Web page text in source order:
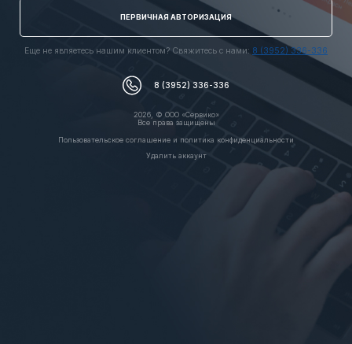
ПЕРВИЧНАЯ АВТОРИЗАЦИЯ
Еще не являетесь нашим клиентом? Свяжитесь с нами: 8 (3952) 336-336
8 (3952) 336-336
2026, © ООО «Сервико»
Все права защищены
Пользовательское соглашение и политика конфиденциальности
Удалить аккаунт